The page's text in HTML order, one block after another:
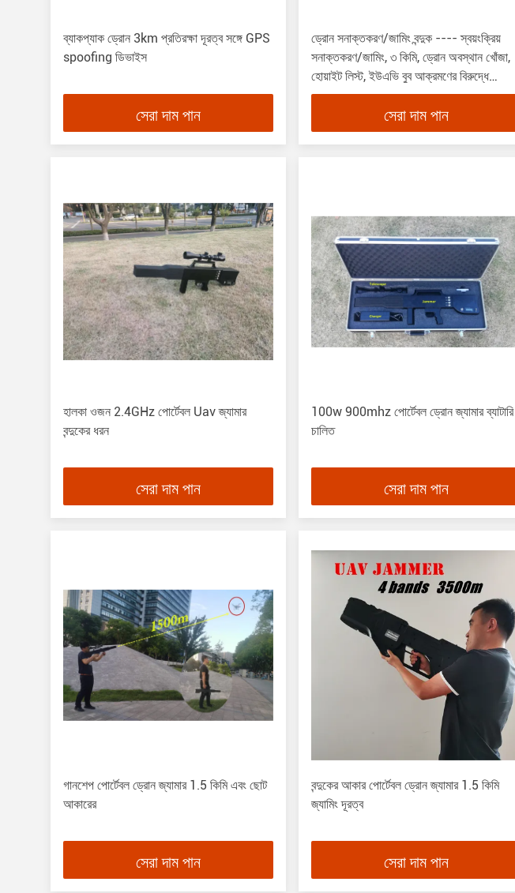
ব্যাকপ্যাক ড্রোন 3km প্রতিরক্ষা দূরত্ব সঙ্গে GPS
spoofing ডিভাইস
সেরা দাম পান
ড্রোন সনাক্তকরণ/জামিং বন্দুক ---- স্বয়ংক্রিয়
সনাক্তকরণ/জামিং, ৩ কিমি, ড্রোন অবস্থান খোঁজা,
হোয়াইট লিস্ট, ইউএভি বুব আক্রমণের বিরুদ্ধে
প্রতিরক্ষা, ২৪ ঘন্টা অপেক্ষা করুন
সেরা দাম পান
হালকা ওজন 2.4GHz পোর্টেবল Uav জ্যামার
বন্দুকের ধরন
সেরা দাম পান
100w 900mhz পোর্টেবল ড্রোন জ্যামার ব্যাটারি
চালিত
সেরা দাম পান
গানশেপ পোর্টেবল ড্রোন জ্যামার 1.5 কিমি এবং ছোট
আকারের
সেরা দাম পান
বন্দুকের আকার পোর্টেবল ড্রোন জ্যামার 1.5 কিমি
জ্যামিং দূরত্ব
সেরা দাম পান